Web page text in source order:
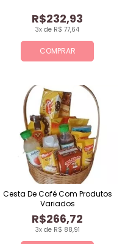
COMPRAR
3x de R$ 77,64
R$232,93
3x de R$ 88,91
R$266,72
Cesta De Café Com Produtos
Variados